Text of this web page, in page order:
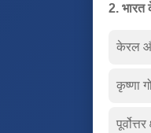
2. भारत
केरल
कृष्णा